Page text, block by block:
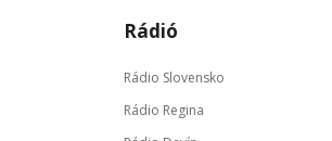
Rádió
Rádio Slovensko
Rádio Regina